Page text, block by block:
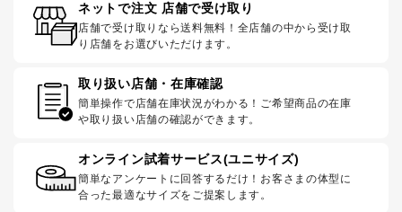
ネットで注文 店舗で受け取り
店舗で受け取りなら送料無料！全店舗の中から受け取
り店舗をお選びいただけます。
取り扱い店舗・在庫確認
簡単操作で店舗在庫状況がわかる！ご希望商品の在庫
や取り扱い店舗の確認ができます。
オンライン試着サービス(ユニサイズ)
簡単なアンケートに回答するだけ！お客さまの体型に
合った最適なサイズをご提案します。